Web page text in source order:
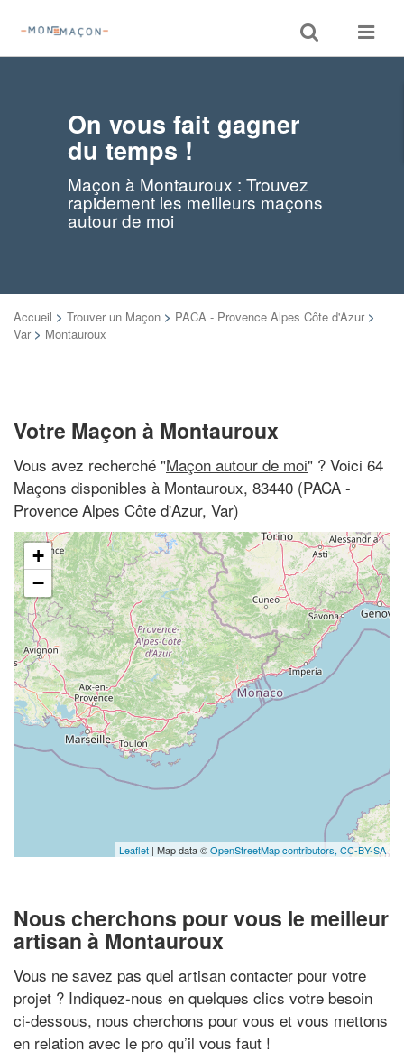
Toggle
search
Toggle
On vous fait gagner
du temps !
Maçon à Montauroux : Trouvez
rapidement les meilleurs maçons
autour de moi
Accueil > Trouver un Maçon > PACA - Provence Alpes Côte d'Azur >
Var > Montauroux
Votre Maçon à Montauroux
Vous avez recherché "Maçon autour de moi" ? Voici 64
Maçons disponibles à Montauroux, 83440 (PACA -
Provence Alpes Côte d'Azur, Var)
+
−
Leaflet | Map data ©OpenStreetMap contributors, CC-BY-SA
Nous cherchons pour vous le meilleur
artisan à Montauroux
Vous ne savez pas quel artisan contacter pour votre
projet ? Indiquez-nous en quelques clics votre besoin
ci-dessous, nous cherchons pour vous et vous mettons
en relation avec le pro qu’il vous faut !